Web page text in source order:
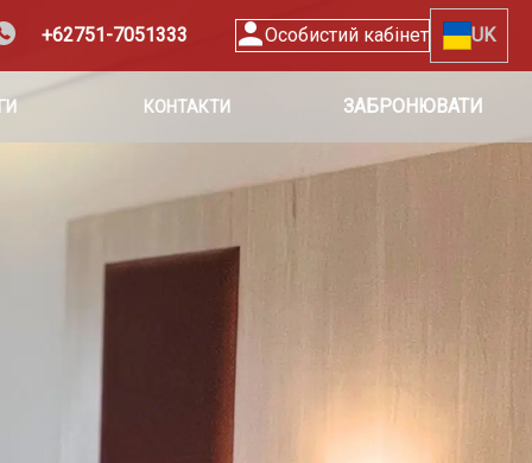
+62751-7051333 Особистий кабінет UK
КОНТАКТИ ЗАБРОНЮВАТИ